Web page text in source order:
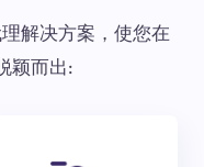
解决方案，使您在
颖而出: